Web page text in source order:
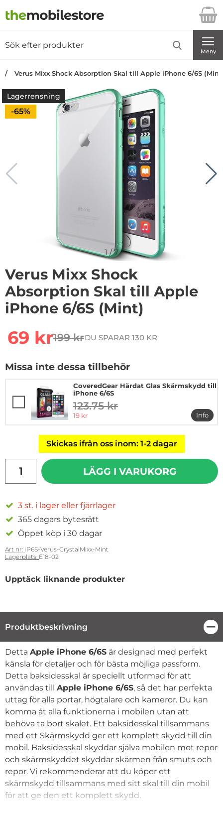
Startsidan för Danira Telecom AB
Meny
Verus Mixx Shock Absorption Skal till Apple iPhone 6/6S
Lagerrensning
Priset är nedsatt med
-65%
1/7
Verus Mixx Shock
Absorption Skal till Apple
iPhone 6/6S (Mint)
rea pris
69 krtidigare pris
199 krDU SPARAR 130 KR
Missa inte dessa tillbehör
CoveredGear Härdat Glas Skärmskydd till
iPhone 6/6S
tidigare pris
123.75 kr
rea pris
19 kr
Info
mer
Skickas ifrån oss inom: 1-2 dagar
LÄGG I VARUKORG
3 st. i lager eller fjärrlager
365 dagars bytesrätt
Öppet köp i 30 dagar
Art nr: IP6S-Verus-CrystalMixx-Mint
Lagerplats: E18-02
Upptäck liknande produkter
Produktbeskrivning
Produktbeskrivning
Detta Apple iPhone 6/6S är designad med perfekt
känsla för detaljer och för bästa möjliga passform.
Detta baksidesskal är speciellt utformad för att
användas till Apple iPhone 6/6S, så det har perfekta
uttag för alla portar, högtalare och kameror. Du kan
komma åt alla funktionerna i mobilen utan att
behöva ta bort skalet. Ett baksidesskal tillsammans
med ett Skärmskydd ger ett komplett skydd till din
mobil. Baksidesskal skyddar själva mobilen mot repor
och skärmskyddet skyddar skärmen från smuts och
repor. Vi rekommenderar att du köper ett
skärmskydd tillsammans med sitt skal till din mobil
för att ge den ett komplett skydd.